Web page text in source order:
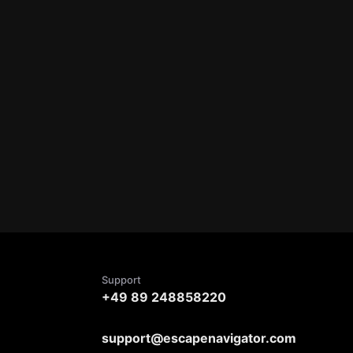
Support
+49 89 248858220
support@escapenavigator.com